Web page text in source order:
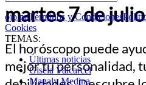
ojo.peTérminos y Condiciones
Cookies
TEMAS:
Últimas noticias
Gisela Valcarcel
Magaly Medina
martes 7 de
El horóscopo puede
mejor tu personalidad,